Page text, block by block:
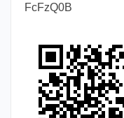
FcFzQ0B